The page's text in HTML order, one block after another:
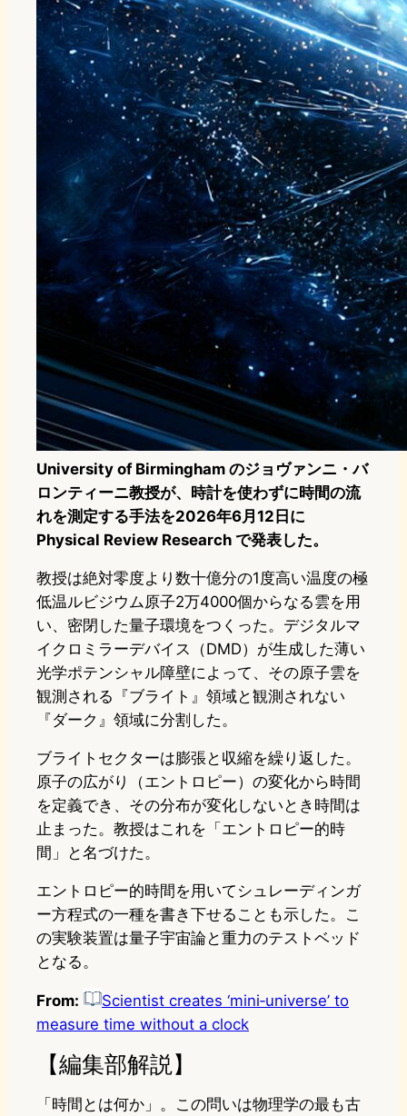
University of Birmingham のジョヴァンニ・バ
ロンティーニ教授が、時計を使わずに時間の流
れを測定する手法を2026年6月12日に
Physical Review Research で発表した。
教授は絶対零度より数十億分の1度高い温度の極
低温ルビジウム原子2万4000個からなる雲を用
い、密閉した量子環境をつくった。デジタルマ
イクロミラーデバイス（DMD）が生成した薄い
光学ポテンシャル障壁によって、その原子雲を
観測される『ブライト』領域と観測されない
『ダーク』領域に分割した。
ブライトセクターは膨張と収縮を繰り返した。
原子の広がり（エントロピー）の変化から時間
を定義でき、その分布が変化しないとき時間は
止まった。教授はこれを「エントロピー的時
間」と名づけた。
エントロピー的時間を用いてシュレーディンガ
ー方程式の一種を書き下せることも示した。こ
の実験装置は量子宇宙論と重力のテストベッド
となる。
From:
Scientist creates ‘mini‑universe’ to
measure time without a clock
【編集部解説】
「時間とは何か」。この問いは物理学の最も古